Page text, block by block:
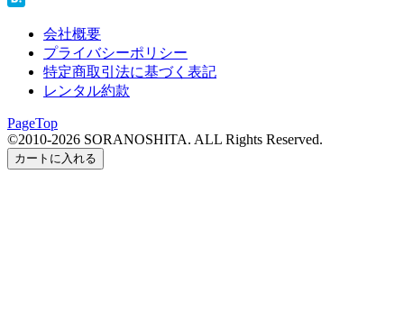
会社概要
プライバシーポリシー
特定商取引法に基づく表記
レンタル約款
PageTop
©2010-2026 SORANOSHITA. ALL Rights Reserved.
カートに入れる